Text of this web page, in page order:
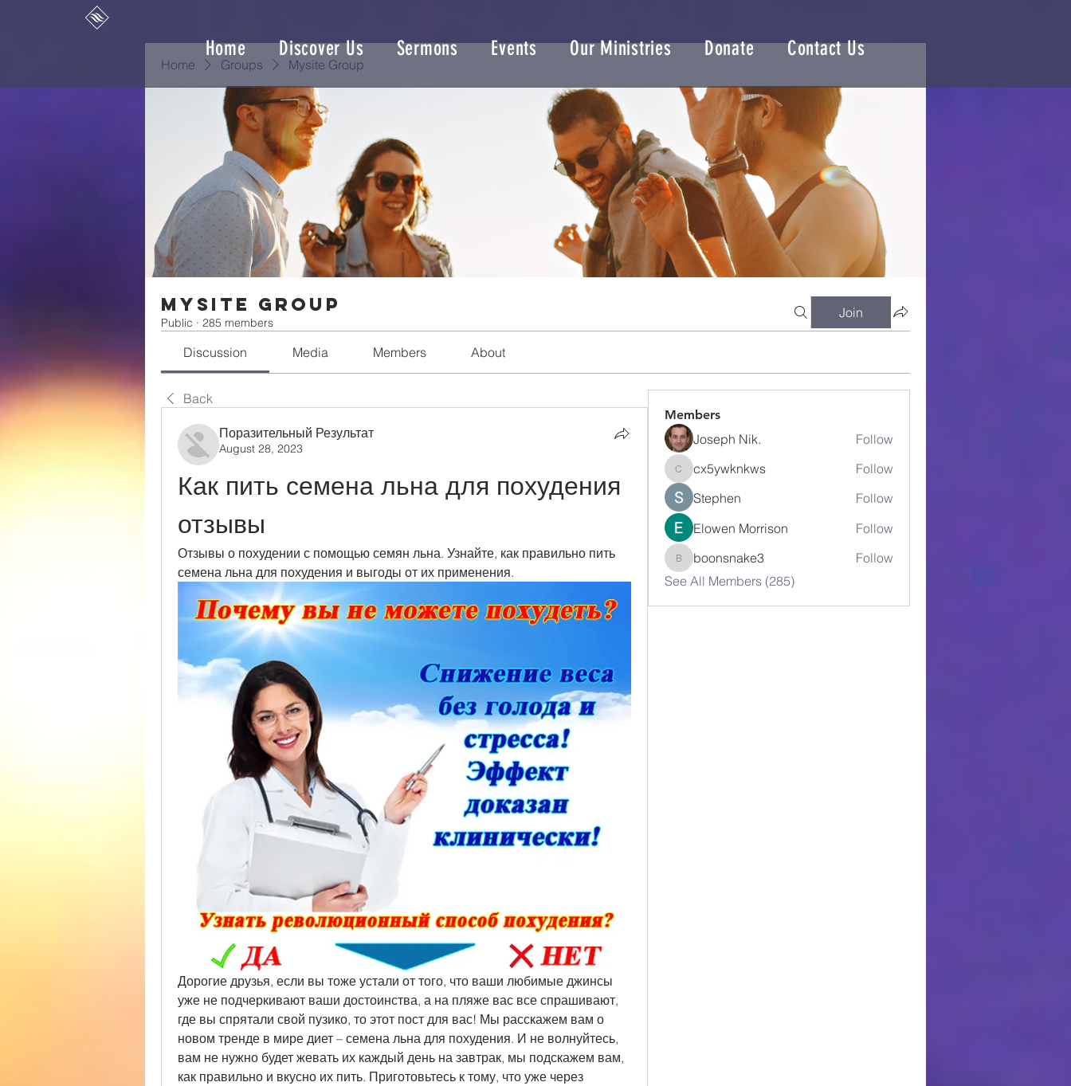
Home Discover Us Sermons Events Our Ministries Donate Contact Us
Home Groups Mysite Group
Mysite Group
Public · 285 members
Join
Discussion Media Members About
Back
Поразительный Результат
August 28, 2023
Как пить семена льна для похудения
отзывы
Отзывы о похудении с помощью семян льна. Узнайте, как правильно пить
семена льна для похудения и выгоды от их применения.
Дорогие друзья, если вы тоже устали от того, что ваши любимые джинсы
уже не подчеркивают ваши достоинства, а на пляже вас все спрашивают,
где вы спрятали свой пузико, то этот пост для вас! Мы расскажем вам о
новом тренде в мире диет – семена льна для похудения. И не волнуйтесь,
вам не нужно будет жевать их каждый день на завтрак, мы подскажем вам,
как правильно и вкусно их пить. Приготовьтесь к тому, что уже через
Members
Joseph Nik. Follow
cx5ywknkws
cx5ywknkws
Follow
Stephen
Follow
Elowen Morrison
Follow
boonsnake3
boonsnake3
Follow
See All Members (285)